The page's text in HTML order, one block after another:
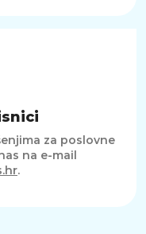
za poslovne
na e-mail
.